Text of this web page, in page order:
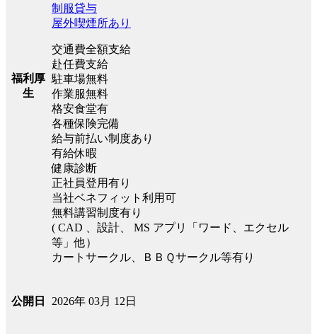
福利厚
生
制服貸与
屋外喫煙所あり
交通費全額支給
赴任費支給
駐車場無料
作業服無料
格安食堂有
各種保険完備
給与前払い制度あり
有給休暇
健康診断
正社員登用有り
当社ベネフィット利用可
無料講習制度有り
( CAD 、設計、 MS アプリ「ワード、エクセル
等」他）
カートサークル、ＢＢＱサークル等有り
公開日 2026年 03月 12日